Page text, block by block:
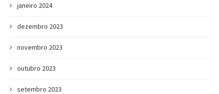
janeiro 2024
dezembro 2023
novembro 2023
outubro 2023
setembro 2023